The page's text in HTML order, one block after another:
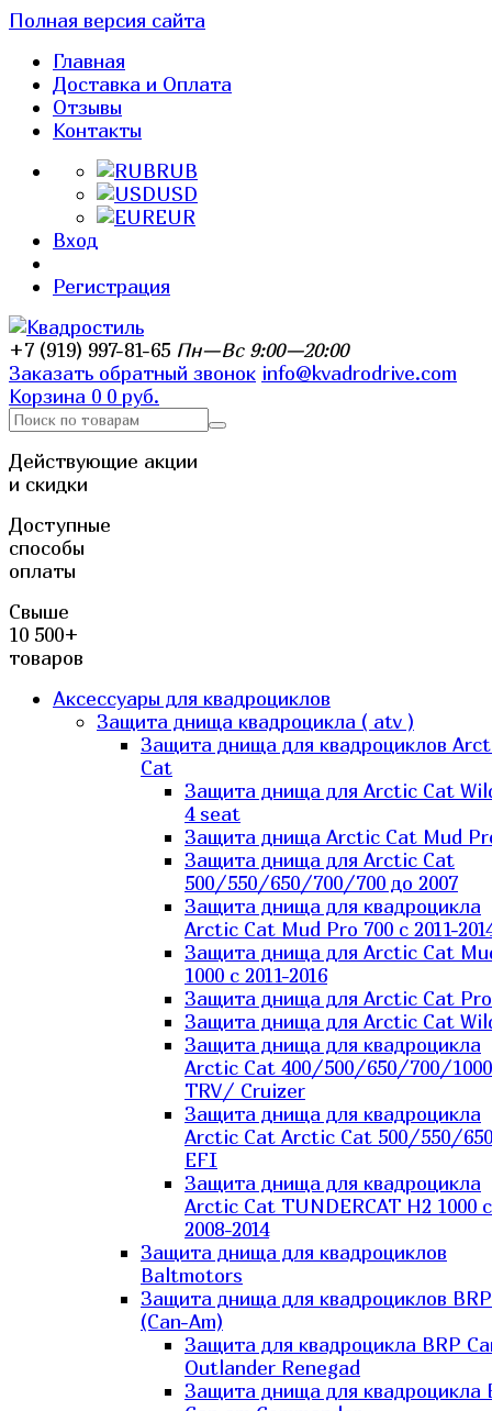
Полная версия сайта
Главная
Доставка и Оплата
Отзывы
Контакты
RUB
USD
EUR
Вход
Регистрация
+7 (919) 997-81-65 Пн—Вс 9:00—20:00
Заказать обратный звонок info@kvadrodrive.com
Корзина 0 0 руб.
Действующие акции
и скидки
Доступные
способы
оплаты
Свыше
10 500+
товаров
Аксессуары для квадроциклов
Защита днища квадроцикла ( atv )
Защита днища для квадроциклов
Cat
Защита днища для Arctic Cat
4 seat
Защита днища Arctic Cat Mud
Защита днища для Arctic Cat
500/550/650/700/700 до 2007
Защита днища для квадроцикла
Arctic Cat Mud Pro 700 с 2011-
Защита днища для Arctic Cat
1000 c 2011-2016
Защита днища для Arctic Cat
Защита днища для Arctic Cat
Защита днища для квадроцикла
Arctic Cat 400/500/650/700/1000
TRV/ Cruizer
Защита днища для квадроцикла
Arctic Cat Arctic Cat 500/550/
EFI
Защита днища для квадроцикла
Arctic Cat TUNDERCAT H2 1000 c
2008-2014
Защита днища для квадроциклов
Baltmotors
Защита днища для квадроциклов BRP
(Can-Am)
Защита для квадроцикла BRP
Outlander Renegad
Защита днища для квадроцикла